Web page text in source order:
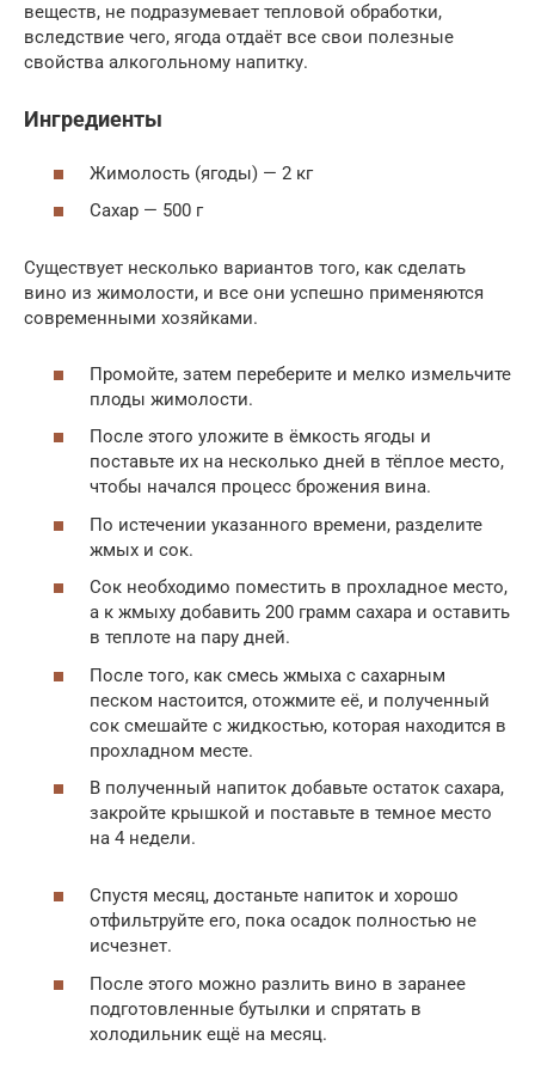
веществ, не подразумевает тепловой обработки,
вследствие чего, ягода отдаёт все свои полезные
свойства алкогольному напитку.
Ингредиенты
Жимолость (ягоды) — 2 кг
Сахар — 500 г
Существует несколько вариантов того, как сделать
вино из жимолости, и все они успешно применяются
современными хозяйками.
Промойте, затем переберите и мелко измельчите
плоды жимолости.
После этого уложите в ёмкость ягоды и
поставьте их на несколько дней в тёплое место,
чтобы начался процесс брожения вина.
По истечении указанного времени, разделите
жмых и сок.
Сок необходимо поместить в прохладное место,
а к жмыху добавить 200 грамм сахара и оставить
в теплоте на пару дней.
После того, как смесь жмыха с сахарным
песком настоится, отожмите её, и полученный
сок смешайте с жидкостью, которая находится в
прохладном месте.
В полученный напиток добавьте остаток сахара,
закройте крышкой и поставьте в темное место
на 4 недели.
Спустя месяц, достаньте напиток и хорошо
отфильтруйте его, пока осадок полностью не
исчезнет.
После этого можно разлить вино в заранее
подготовленные бутылки и спрятать в
холодильник ещё на месяц.